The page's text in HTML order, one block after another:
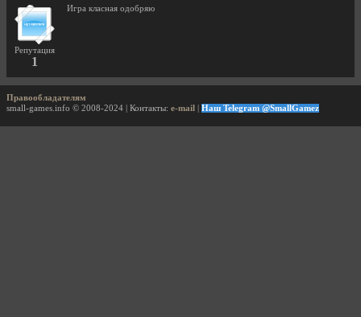
Репутация
1
Игра класная одобряю
Правообладателям
small-games.info © 2008-2024 | Контакты: e-mail Наш Telegram @SmallGamez